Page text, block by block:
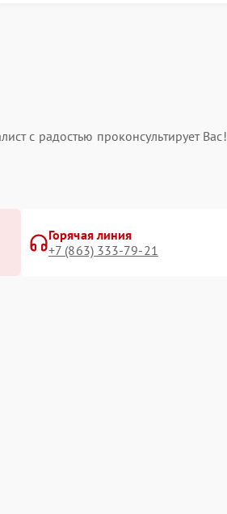
с радостью проконсультирует Вас!
Горячая линия
+7 (863) 333-79-21